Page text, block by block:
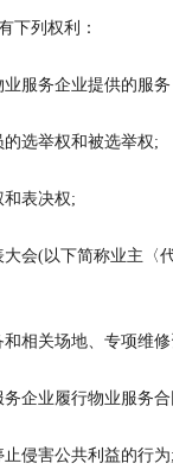
列权利：
务企业提供的服务
选举权和被选举权;
表决权;
(以下简称业主〈
关场地、专项维修
企业履行物业服务合
侵害公共利益的行为